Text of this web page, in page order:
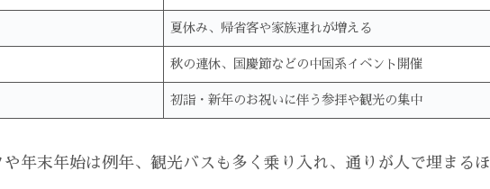
夏休み、帰省客や家族連れが増える
秋の連休、国慶節などの中国系イベント開催
初詣・新年のお祝いに伴う参拝や観光の集中
年末年始は例年、観光バスも多く乗り入れ、通りが人で埋まるほ